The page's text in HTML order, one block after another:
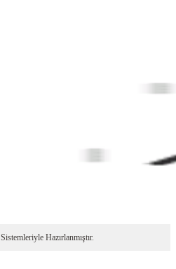
Sistemleriyle Hazırlanmıştır.